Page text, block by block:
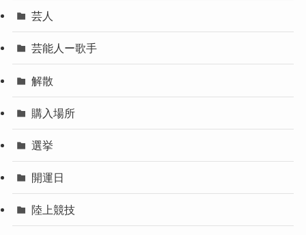
芸人
芸能人ー歌手
解散
購入場所
選挙
開運日
陸上競技